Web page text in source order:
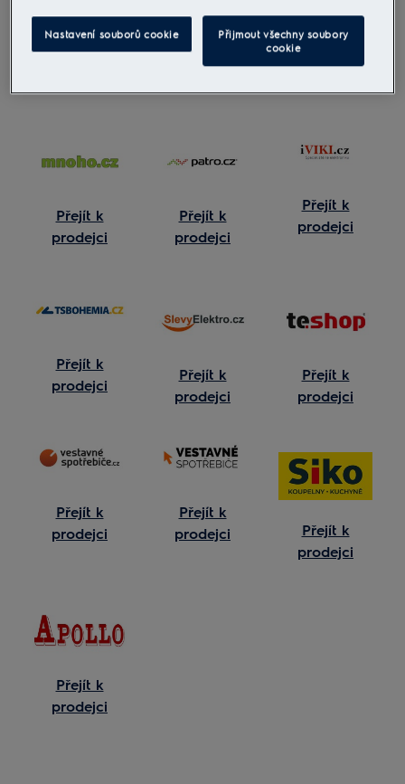
Přejít k
Přejít k
Přejít k
prodejci
Přejít k
prodejci
Přejít k
prodejci
Přejít k
prodejci
Přejít k
prodejci
Přejít k
prodejci
Přejít k
prodejci
Přejít k
prodejci
Přejít k
prodejci
Přejít k
prodejci
Nastavení souborů cookie Přijmout všechny soubory
cookie